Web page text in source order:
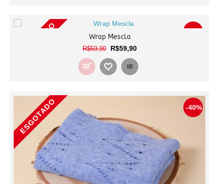
-0%
ESGOTADO Wrap Mescla
R$59,90 R$59,90
-40%
ESGOTADO